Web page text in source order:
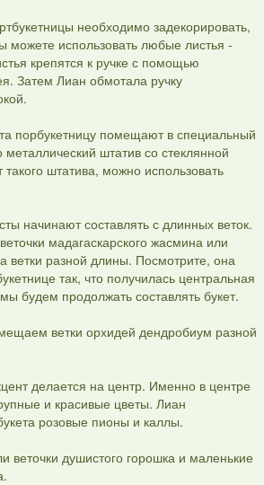
необходимо задекорировать,
использовать любые листья -
крепятся к ручке с помощью
Затем Лиан обмотала ручку
порбукетницу помещают в специальный
штатив со стеклянной
штатива, можно использовать
начинают составлять с длинных веток.
мадагаскарского жасмина или
ветки разной длины. Посмотрите, она
так, что получилась центральная
будем продолжать составлять букет.
ветки орхидей дендробиум разной
делается на центр. Именно в центре
и красивые цветы. Лиан
розовые пионы и каллы.
веточки душистого горошка и маленькие